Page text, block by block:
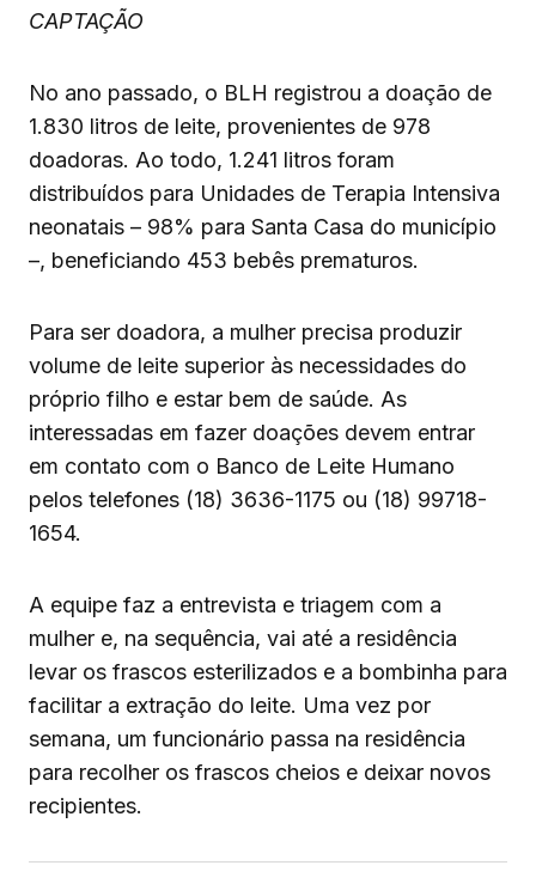
CAPTAÇÃO
No ano passado, o BLH registrou a doação de
1.830 litros de leite, provenientes de 978
doadoras. Ao todo, 1.241 litros foram
distribuídos para Unidades de Terapia Intensiva
neonatais – 98% para Santa Casa do município
–, beneficiando 453 bebês prematuros.
Para ser doadora, a mulher precisa produzir
volume de leite superior às necessidades do
próprio filho e estar bem de saúde. As
interessadas em fazer doações devem entrar
em contato com o Banco de Leite Humano
pelos telefones (18) 3636-1175 ou (18) 99718-
1654.
A equipe faz a entrevista e triagem com a
mulher e, na sequência, vai até a residência
levar os frascos esterilizados e a bombinha para
facilitar a extração do leite. Uma vez por
semana, um funcionário passa na residência
para recolher os frascos cheios e deixar novos
recipientes.